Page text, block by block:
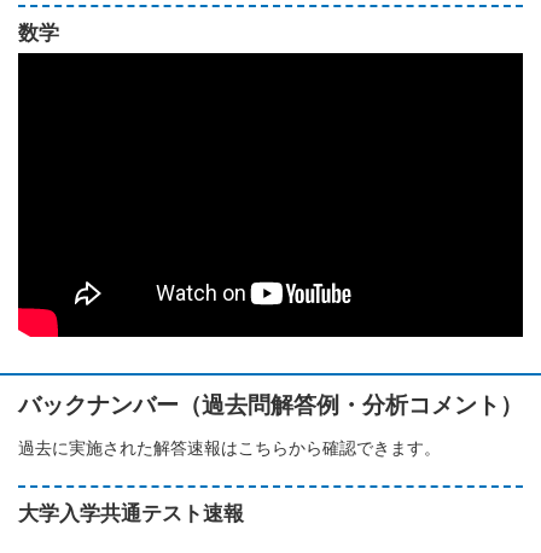
数学
バックナンバー（過去問解答例・分析コメント）
過去に実施された解答速報はこちらから確認できます。
大学入学共通テスト速報